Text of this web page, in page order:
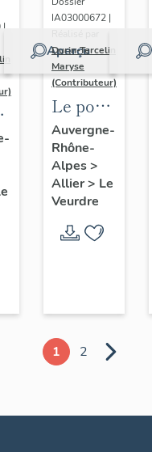
|
Aperçu
IA03000672 |
Durin-Tercelin
Maryse
(Contributeur)
Le pont
du
Veurdre
Auvergne-
Rhône-
Alpes>
Allier> Le
Veurdre
1 2